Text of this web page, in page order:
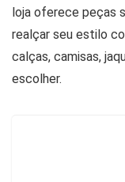
loja oferece peças
realçar seu estilo
calças, camisas,
escolher.